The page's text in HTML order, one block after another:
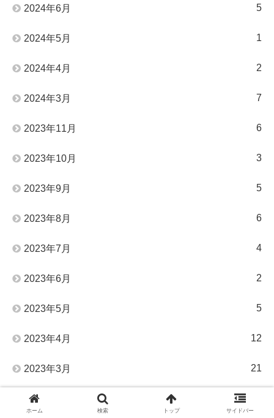
2024年6月 5
2024年5月 1
2024年4月 2
2024年3月 7
2023年11月 6
2023年10月 3
2023年9月 5
2023年8月 6
2023年7月 4
2023年6月 2
2023年5月 5
2023年4月 12
2023年3月 21
2023年2月
ホーム 検索 トップ サイドバー